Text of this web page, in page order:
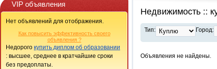
VIP объявления
Нет объявлений для отображения.
Как повысить эффективность своего
объявления ?
Недорого купить диплом об образовании
: высшее, среднее в кратчайшие сроки
без предоплаты.
Недвижимость ::
Тип: Город:
Объявления не найдены.